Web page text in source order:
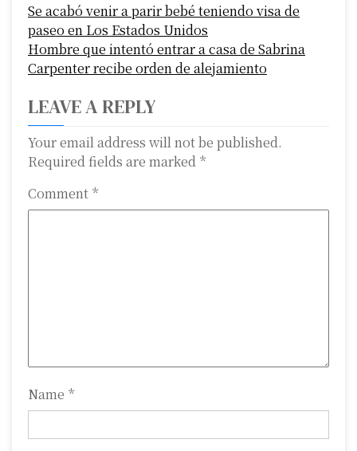
o
s
t
n
a
v
i
n
Se acabó venir a parir bebé teniendo visa de
paseo en Los Estados Unidos
Hombre que intentó entrar a casa de Sabrina
Carpenter recibe orden de alejamiento
LEAVE A REPLY
Your email address will not be published.
Required fields are marked *
Comment *
Name *